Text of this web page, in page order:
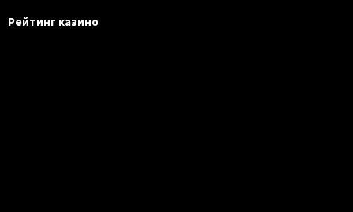
Рейтинг казино